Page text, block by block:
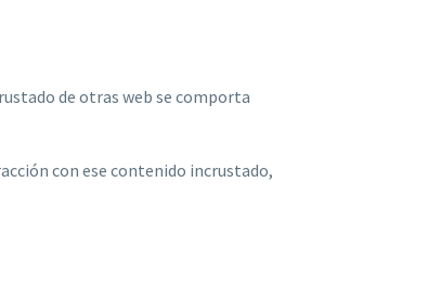
de otras web se comporta
con ese contenido incrustado,